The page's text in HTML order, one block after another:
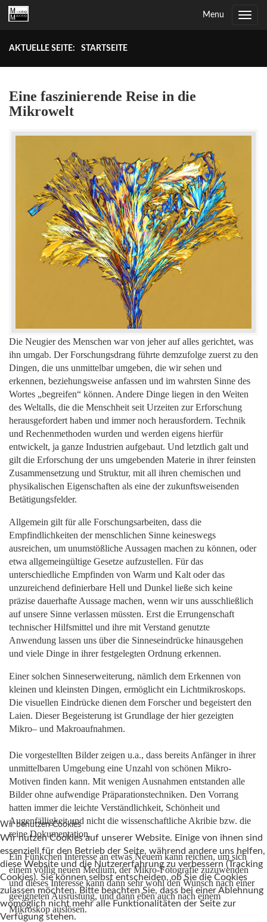
Menu
Toggle
AKTUELLE SEITE: STARTSEITE
Eine faszinierende Reise in die
Mikrowelt
Die Neugier des Menschen war von jeher auf alles gerichtet, was
ihn umgab. Der Forschungsdrang führte demzufolge zuerst zu den
Dingen, die uns unmittelbar umgeben, die wir sehen und
erkennen, beziehungsweise anfassen und im wahrsten Sinne des
Wortes „begreifen“ können. Andere Dinge liegen in den Weiten
des Weltalls, die die Menschheit seit Urzeiten zur Erforschung
herausgefordert haben und immer noch herausfordern. Technik
und Rechenmethoden wurden und werden eigens hierfür
entwickelt, ja ganze Industrien aufgebaut. Und letztlich galt und
gilt die Erforschung der uns umgebenden Materie in ihrer feinsten
Zusammensetzung und Struktur, mit all ihren chemischen und
physikalischen Eigenschaften als eine der zukunftsweisenden
Betätigungsfelder.
Allgemein gilt für alle Forschungsarbeiten, dass die
Empfindlichkeiten der menschlichen Sinne keineswegs
ausreichen, um unumstößliche Aussagen machen zu können, oder
etwa allgemeingültige Gesetze aufzustellen. Für das
unterschiedliche Empfinden von Warm und Kalt oder das
unzureichend definierbare Hell und Dunkel ließe sich keine
präzise dauerhafte Aussage machen, wenn wir uns ausschließlich
auf unsere Sinne verlassen müssten. Erst die Errungenschaft
technischer Hilfsmittel und ihre mit Verstand genutzte
Anwendung lassen uns über die Sinneseindrücke hinausgehen
und viele Dinge in ihrer festgelegten Ordnung erkennen.
Einer solchen Sinneserweiterung, nämlich dem Erkennen von
kleinen und kleinsten Dingen, ermöglicht ein Lichtmikroskops.
Die visuellen Eindrücke dienen dem Forscher und begeistert den
Laien. Dieser Begeisterung ist Grundlage der hier gezeigten
Mikro– und Makroaufnahmen.
Die vorgestellten Bilder zeigen u.a., dass bereits Anfänger in ihrer
unmittelbaren Umgebung eine Unzahl von schönen Mikro-
Motiven finden kann. Mit wenigen Ausnahmen entstanden alle
Bilder ohne aufwendige Präparationstechniken. Den Vorrang
hatten immer die leichte Verständlichkeit, Schönheit und
Augenfälligkeit und nicht die wissenschaftliche Akribie bzw. die
reine Dokumentation.
Ein Fünkchen Interesse an etwas Neuem kann reichen, um sich
einem völlig neuen Medium, der Mikro-Fotografie zuzuwenden
und dieses Interesse kann dann sehr wohl den Wunsch nach einer
geeigneten Ausrüstung, und dann eben auch nach einem
Mikroskop auslösen.
Wir benutzen Cookies
Wir nutzen Cookies auf unserer Website. Einige von ihnen sind
essenziell für den Betrieb der Seite, während andere uns helfen,
diese Website und die Nutzererfahrung zu verbessern (Tracking
Cookies). Sie können selbst entscheiden, ob Sie die Cookies
zulassen möchten. Bitte beachten Sie, dass bei einer Ablehnung
womöglich nicht mehr alle Funktionalitäten der Seite zur
Verfügung stehen.